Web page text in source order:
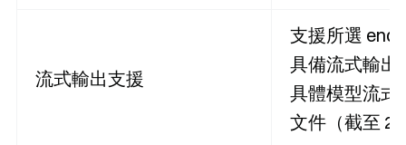
流式輸出支援
支援所選
具備流式輸出
具體模型流式
文件（截至